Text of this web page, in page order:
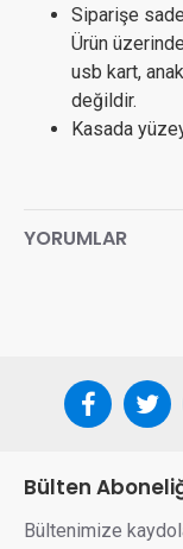
Siparişe
Ürün
usb kart,
değildir.
Kasada
YORUMLAR
Bülten
Bültenimize